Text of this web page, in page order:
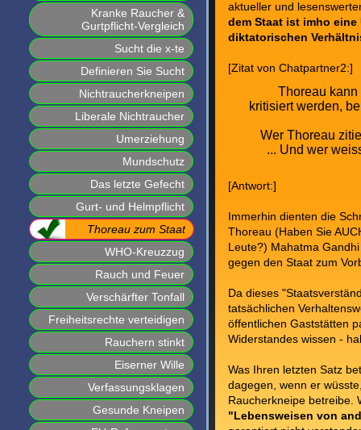
aktueller und
dem Staat ist imho
diktatorischen
[Zitat von Chatpartner2:]
Thoreau
kritisiert werden,
Wer Thoreau
... Und wer
[Antwort:]
Immerhin dienten die
Thoreau (Haben Sie
Leute?) Mahatma
gegen den Staat zum
Da dieses
tatsächlichen
öffentlichen Gaststätten
Widerstandes wissen -
Was Ihren letzten Satz
dagegen, wenn er
Raucherkneipe betreibe.
"Lebensweisen von
Kranke Raucher &
Gurtpflicht-Vergleich
Sucht die x-te
Definieren Sie Sucht
Nichtraucherkneipen
Liberale Nichtraucher
Umerziehung
Mundschutz
Das letzte Gefecht
Gurt- und Helmpflicht
Thoreau zum Staat
WHO-Kreuzzug
Rauch und Feuer
Verschärfter Tonfall
Freiheitsrechte verteidigen
Rauchern stinkt
Eiserner Wille
Verfassungsklagen
Gesunde Kneipen